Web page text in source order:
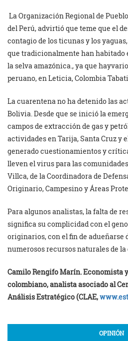
La Organización Regional de
del Perú, advirtió que teme que el
contagio de los ticunas y los
que tradicionalmente han habitado
la selva amazónica., ya que
peruano, en Leticia, Colombia
La cuarentena no ha detenido las
Bolivia. Desde que se inició la
campos de extracción de gas y
actividades en Tarija, Santa Cruz y
generado cuestionamientos y
lleven el virus para las
Villca, de la Coordinadora de
Originario, Campesino y Áreas
Para algunos analistas, la falta de
significa su complicidad con el
originarios, con el fin de adueñarse
numerosos recursos naturales de
Camilo Rengifo Marín. Economista
colombiano, analista asociado al
Análisis Estratégico (CLAE,
OPINIÓN